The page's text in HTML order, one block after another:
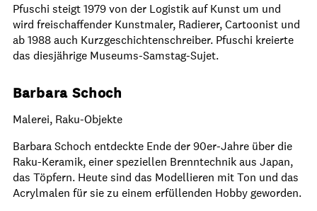
Pfuschi steigt 1979 von der Logistik auf Kunst um und
wird freischaffender Kunstmaler, Radierer, Cartoonist und
ab 1988 auch Kurzgeschichtenschreiber. Pfuschi kreierte
das diesjährige Museums-Samstag-Sujet.
Barbara Schoch
Malerei, Raku-Objekte
Barbara Schoch entdeckte Ende der 90er-Jahre über die
Raku-Keramik, einer speziellen Brenntechnik aus Japan,
das Töpfern. Heute sind das Modellieren mit Ton und das
Acrylmalen für sie zu einem erfüllenden Hobby geworden.